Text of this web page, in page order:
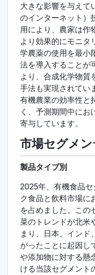
大きな影響を与えて
のインターネット）
用により、農家は作
より効果的にモニタ
学農薬の使用を最小
法を導入することが
より、合成化学物質
手法も実現されてい
有機農業の効率性と
く、予測期間中にお
寄与しています。
市場セグメ
製品タイプ別
2025年、有機食品
ク食品と飲料市場に
を占めました。この
菜のトレンドが北米
まり、日本、インド
がったことに起因し
や添加物に対する懸
ける当該セグメント